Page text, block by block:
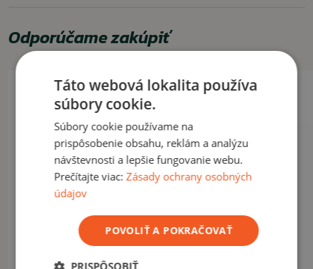
UPOZORNENIE
Zapaľovač sa dodáva bez náplne, je treba dokúpiť si ju. V prípade
potreby ju nájdete aj u nás v ponuke.
ČÍTAŤ MENEJ
Odporúčame zakúpiť
Táto webová lokalita používa
súbory cookie.
Súbory cookie používame na
prispôsobenie obsahu, reklám a analýzu
návštevnosti a lepšie fungovanie webu.
Prečítajte viac:Zásady ochrany osobných
údajov
POVOLIŤ A POKRAČOVAŤ
PRISPÔSOBIŤ